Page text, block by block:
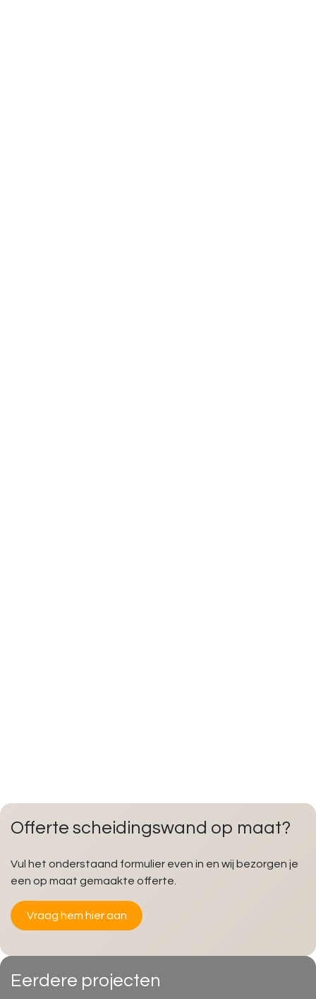
Offerte scheidingswand op maat?
Vul het onderstaand formulier even in en wij bezorgen je
een op maat gemaakte offerte.
Vraag hem hier aan
Eerdere projecten